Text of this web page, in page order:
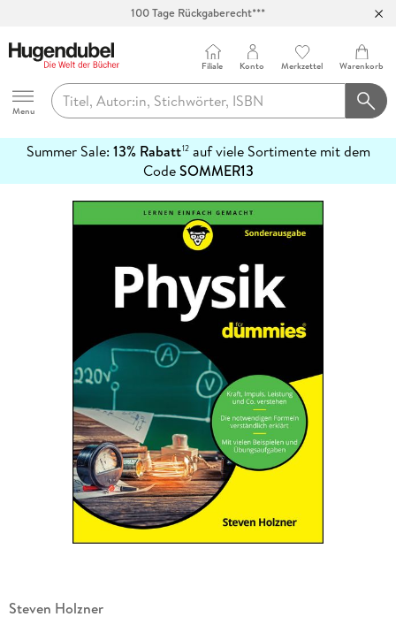
100 Tage Rückgaberecht***
Hugendubel
Menu
Filiale Konto Merkzettel Warenkorb
Summer Sale: 13% Rabatt12auf viele Sortimente mit dem
CodeSOMMER13
erfahren
Steven Holzner